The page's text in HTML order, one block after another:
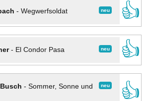
neu
- Wegwerfsoldat
👍
neu
- El Condor Pasa
👍
neu
- Sommer, Sonne und
👍